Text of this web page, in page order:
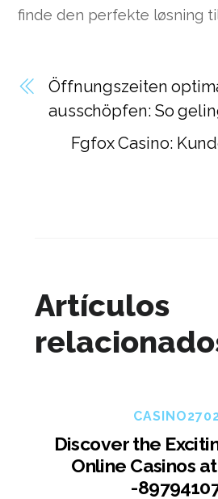
finde den perfekte løsning
Öffnungszeiten
ausschöpfen: So
Fgfox Casino:
Artículos
Discover the
Online Casinos
-